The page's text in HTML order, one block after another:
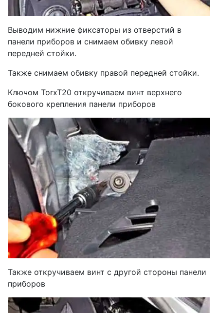
Выводим нижние фиксаторы из отверстий в
панели приборов и снимаем обивку левой
передней стойки.
Также снимаем обивку правой передней стойки.
Ключом TorxT20 откручиваем винт верхнего
бокового крепления панели приборов
Также откручиваем винт с другой стороны панели
приборов